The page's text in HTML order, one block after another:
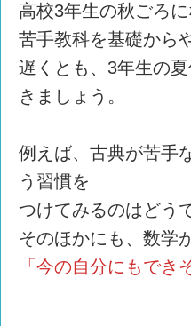
高校3年生の秋ごろ
苦手教科を基礎から
遅くとも、3年生の
きましょう。
例えば、古典が苦手
う習慣を
つけてみるのはどう
そのほかにも、数学
「今の自分にもで